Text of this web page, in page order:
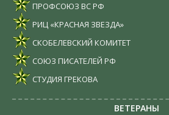
ПРОФСОЮЗ ВС РФ
РИЦ «КРАСНАЯ ЗВЕЗДА»
СКОБЕЛЕВСКИЙ КОМИТЕТ
СОЮЗ ПИСАТЕЛЕЙ РФ
СТУДИЯ ГРЕКОВА
ВЕТЕРАНЫ